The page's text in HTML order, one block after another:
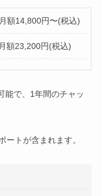
額14,800円〜(税込)
額23,200円(税込)
能で、1年間のチャッ
ートが含まれます。